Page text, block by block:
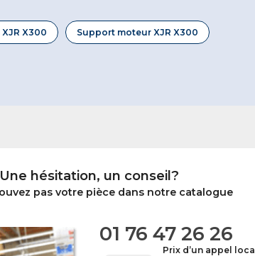
X300 Support moteur XJR X300
Une hésitation, un conseil?
pas votre pièce dans notre catalogue
01 76 47 26 26
Prix d’un appel local